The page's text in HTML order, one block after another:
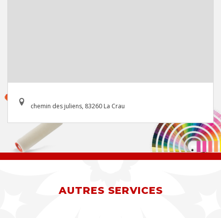
chemin des juliens, 83260 La Crau
AUTRES SERVICES